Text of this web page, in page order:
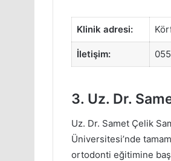
Klinik adresi:
İletişim:
3. Uz. Dr.
Uz. Dr. Samet Çelik
Üniversitesi’nde
ortodonti eğitimine